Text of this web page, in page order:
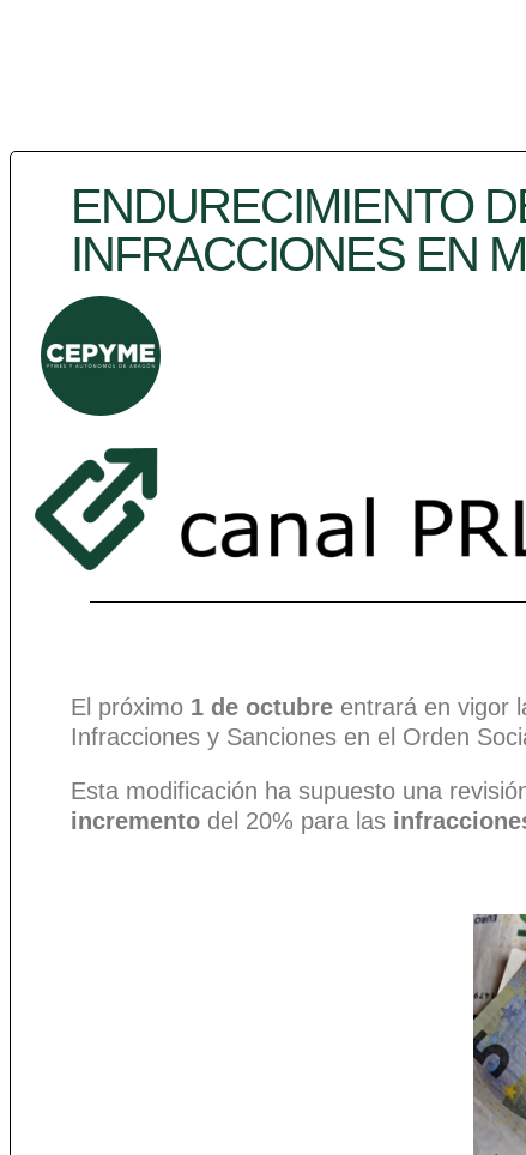
ENDURECIMIENTO
INFRACCIONES EN
El próximo 1 de octubre entrará en vigor
Infracciones y Sanciones en el Orden
Esta modificación ha supuesto una
incremento del 20% para las